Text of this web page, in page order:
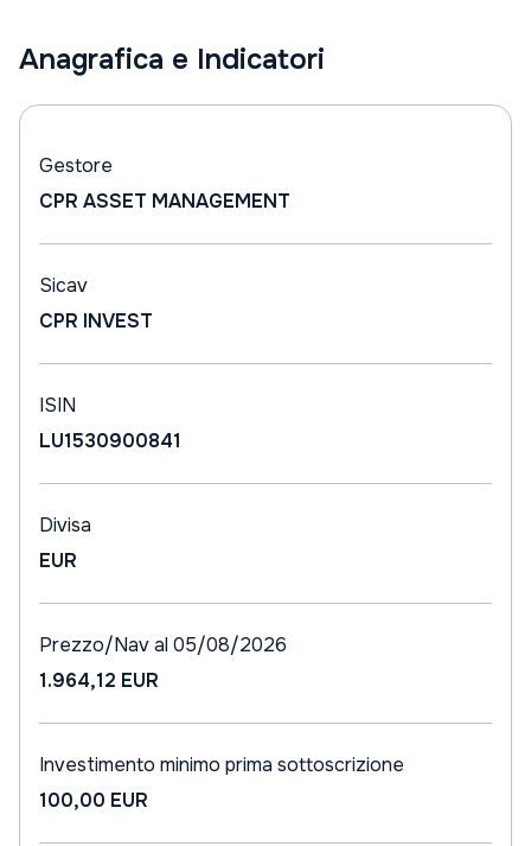
Anagrafica e Indicatori
Gestore
CPR ASSET MANAGEMENT
Sicav
CPR INVEST
ISIN
LU1530900841
Divisa
EUR
Prezzo/Nav al 05/08/2026
1.964,12 EUR
Investimento minimo prima sottoscrizione
100,00 EUR